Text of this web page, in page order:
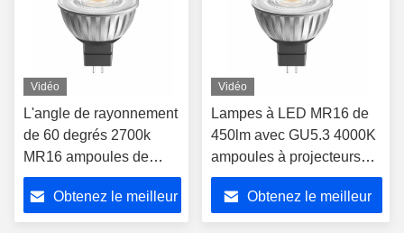
Vidéo
L'angle de rayonnement
de 60 degrés 2700k
MR16 ampoules de
projecteurs à LED basse
tension 12v Gu5.3 Base
LED
Obtenez le meilleur
Vidéo
Lampes à LED MR16 de
450lm avec GU5.3 4000K
ampoules à projecteurs
LED 12V 24 degrés
Obtenez le meilleur